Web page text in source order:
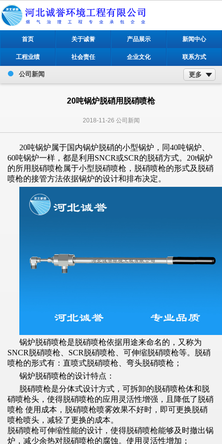
首页 关于诚誉 产品展示 新闻中心
工程业绩 社会责任 企业文化 联系方式
公司新闻 更多
20吨锅炉脱硝用脱硝喷枪
2018-11-26 公司新闻
20吨锅炉属于国内锅炉脱硝的小型锅炉，同40吨锅炉、
60吨锅炉一样，都是利用SNCR或SCR的脱硝方式。20t锅炉
的所用脱硝喷枪属于小型脱硝喷枪，脱硝喷枪的形式及脱硝
喷枪的接管方法依据锅炉的设计和排布决定。
锅炉脱硝喷枪是脱硝喷枪依据用途来命名的，又称为
SNCR脱硝喷枪、SCR脱硝喷枪、可伸缩脱硝喷枪等。脱硝
喷枪的形式有：直喷式脱硝喷枪、弯头脱硝喷枪；
锅炉脱硝喷枪的设计特点：
脱硝喷枪是分体式设计方式，可拆卸的脱硝喷枪体和脱
硝喷枪头，使得脱硝喷枪的应用灵活性增强，且降低了脱硝
喷枪 使用成本，脱硝喷枪喷雾效果不好时，即可更换脱硝
喷枪喷头，减轻了更换的成本。
脱硝喷枪可伸缩性能的设计，使得脱硝喷枪能够及时撤出锅
炉，减少余热对脱硝喷枪的腐蚀。使用灵活性增加；